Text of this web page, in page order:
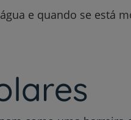
e quando se está